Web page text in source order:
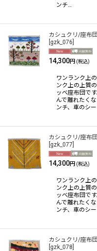
ンチ…
カシュクリ/座布
gzk_076
14,300円 (税込)
ワンランク上
ンク上の上質
ッベ座布団で
んで離れたく
ンチ、車のシ
カシュクリ/座布
gzk_077
14,300円 (税込)
ワンランク上
ンク上の上質
ッベ座布団で
んで離れたく
ンチ、車のシ
カシュクリ/座布
gzk_078